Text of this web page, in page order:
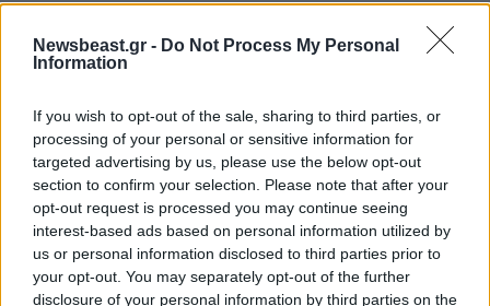
Newsbeast.gr - Do Not Process My Personal
Information
If you wish to opt-out of the sale, sharing to third parties, or
processing of your personal or sensitive information for
targeted advertising by us, please use the below opt-out
section to confirm your selection. Please note that after your
opt-out request is processed you may continue seeing
interest-based ads based on personal information utilized by
us or personal information disclosed to third parties prior to
your opt-out. You may separately opt-out of the further
disclosure of your personal information by third parties on the
....ΤΑ ΣΠΙΤΙΑ ΣΑΣ ΚΑΙ ΤΑ ΧΩΡΑΦΙΑ ΣΑΣ !!! ΑΥΤΗ Η
ΧΩΡΑ ΕΙΝΑΙ Ο ΜΕΓΑΛΥΤΕΡΟΣ ΕΧΘΡΟΣ ΤΟΥ ΙΔΙΟΥ
ΤΟΥ ΠΟΛΙΤΗ ΤΗΣ !
Απαντήστε 8